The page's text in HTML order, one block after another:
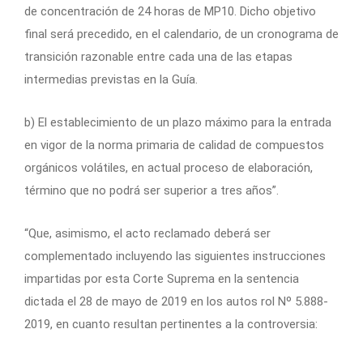
de concentración de 24 horas de MP10. Dicho objetivo
final será precedido, en el calendario, de un cronograma de
transición razonable entre cada una de las etapas
intermedias previstas en la Guía.
b) El establecimiento de un plazo máximo para la entrada
en vigor de la norma primaria de calidad de compuestos
orgánicos volátiles, en actual proceso de elaboración,
término que no podrá ser superior a tres años”.
“Que, asimismo, el acto reclamado deberá ser
complementado incluyendo las siguientes instrucciones
impartidas por esta Corte Suprema en la sentencia
dictada el 28 de mayo de 2019 en los autos rol Nº 5.888-
2019, en cuanto resultan pertinentes a la controversia: